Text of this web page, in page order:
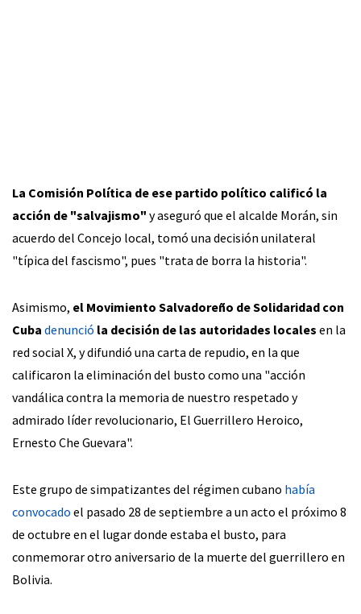
La Comisión Política de ese partido político calificó la
acción de "salvajismo" y aseguró que el alcalde Morán, sin
acuerdo del Concejo local, tomó una decisión unilateral
"típica del fascismo", pues "trata de borra la historia".
Asimismo, el Movimiento Salvadoreño de Solidaridad con
Cuba denunció la decisión de las autoridades locales en la
red social X, y difundió una carta de repudio, en la que
calificaron la eliminación del busto como una "acción
vandálica contra la memoria de nuestro respetado y
admirado líder revolucionario, El Guerrillero Heroico,
Ernesto Che Guevara".
Este grupo de simpatizantes del régimen cubano había
convocado el pasado 28 de septiembre a un acto el próximo 8
de octubre en el lugar donde estaba el busto, para
conmemorar otro aniversario de la muerte del guerrillero en
Bolivia.